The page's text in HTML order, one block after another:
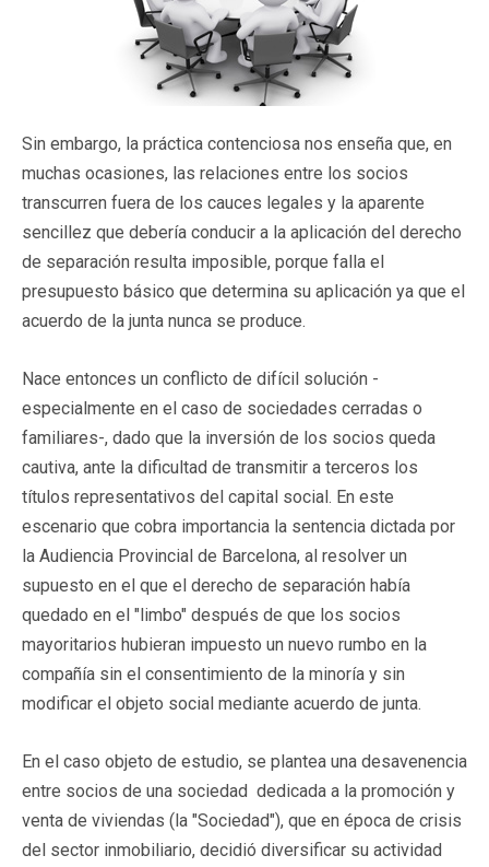
Sin embargo, la práctica contenciosa nos enseña que, en
muchas ocasiones, las relaciones entre los socios
transcurren fuera de los cauces legales y la aparente
sencillez que debería conducir a la aplicación del derecho
de separación resulta imposible, porque falla el
presupuesto básico que determina su aplicación ya que el
acuerdo de la junta nunca se produce.
Nace entonces un conflicto de difícil solución -
especialmente en el caso de sociedades cerradas o
familiares-, dado que la inversión de los socios queda
cautiva, ante la dificultad de transmitir a terceros los
títulos representativos del capital social. En este
escenario que cobra importancia la sentencia dictada por
la Audiencia Provincial de Barcelona, al resolver un
supuesto en el que el derecho de separación había
quedado en el "limbo" después de que los socios
mayoritarios hubieran impuesto un nuevo rumbo en la
compañía sin el consentimiento de la minoría y sin
modificar el objeto social mediante acuerdo de junta.
En el caso objeto de estudio, se plantea una desavenencia
entre socios de una sociedad dedicada a la promoción y
venta de viviendas (la "Sociedad"), que en época de crisis
del sector inmobiliario, decidió diversificar su actividad